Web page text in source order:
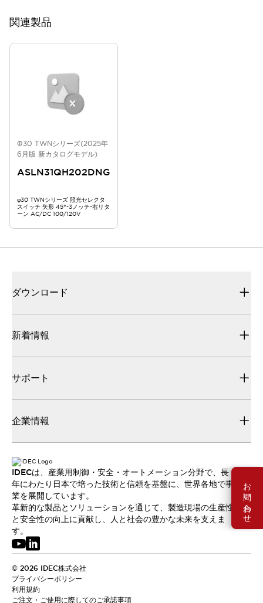
お問い合わせ
関連製品
Φ30 TWNシリーズ(2025年
6月版 新カタログモデル)
ASLN31QH202DNG
φ30 TWNシリーズ 照光セレクタ
スイッチ 矢形 45°-3ノッチ-右リタ
ーン AC/DC 100/120V
ダウンロード
新着情報
サポート
企業情報
IDECは、産業用制御・安全・オートメーション分野で、長
年にわたり日本で培った技術と信頼を基盤に、世界各地で事
業を展開しています。
革新的な製品とソリューションを通じて、製造現場の生産性
と安全性の向上に貢献し、人と社会の豊かな未来を支えま
す。
© 2026 IDEC株式会社
プライバシーポリシー
利用規約
ご注文・ご使用に際してのご承諾事項